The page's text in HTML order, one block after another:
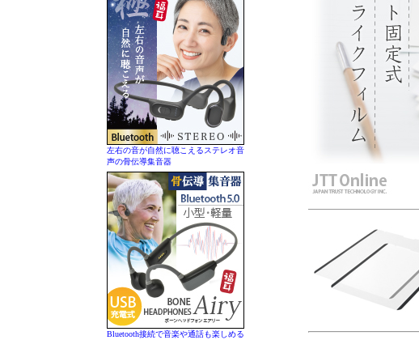
左右の音が自然に聴こえるステレオ音
声の骨伝導集音器
Bluetooth接続で音楽や通話も楽しめる